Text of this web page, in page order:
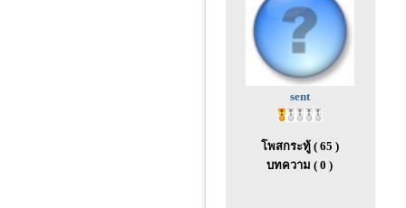
sent
โพสกระทู้ ( 65 )
บทความ ( 0 )